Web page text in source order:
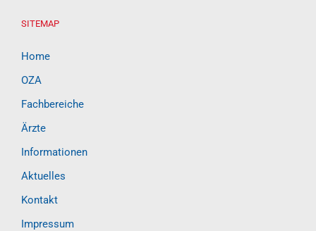
SITEMAP
Home
OZA
Fachbereiche
Ärzte
Informationen
Aktuelles
Kontakt
Impressum